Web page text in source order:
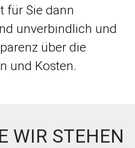
für Sie dann
unverbindlich und
über die
und Kosten.
WIR STEHEN